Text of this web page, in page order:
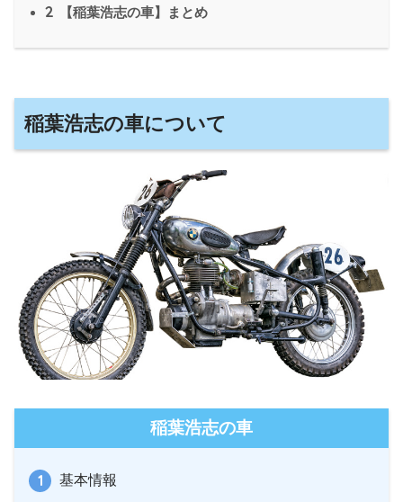
2 【稲葉浩志の車】まとめ
稲葉浩志の車について
稲葉浩志の車
基本情報